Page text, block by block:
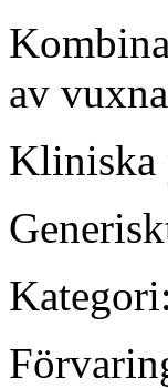
av
Kliniska
Kategori: